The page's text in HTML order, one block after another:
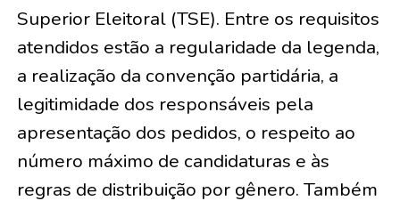
Superior Eleitoral (TSE). Entre os requisitos
atendidos estão a regularidade da legenda,
a realização da convenção partidária, a
legitimidade dos responsáveis pela
apresentação dos pedidos, o respeito ao
número máximo de candidaturas e às
regras de distribuição por gênero. Também